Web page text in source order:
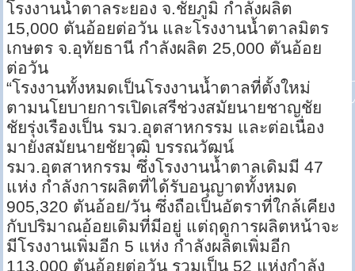
โรงงานน้ำตาลระยอง จ.ชัยภูมิ กำลังผลิต
15,000 ตันอ้อยต่อวัน และโรงงานน้ำตาลมิตร
เกษตร จ.อุทัยธานี กำลังผลิต 25,000 ตันอ้อย
ต่อวัน
“โรงงานทั้งหมดเป็นโรงงานน้ำตาลที่ตั้งใหม่
ตามนโยบายการเปิดเสรีช่วงสมัยนายชาญชัย
ชัยรุ่งเรืองเป็น รมว.อุตสาหกรรม และต่อเนื่อง
มายังสมัยนายชัยวุฒิ บรรณวัฒน์
รมว.อุตสาหกรรม ซึ่งโรงงานน้ำตาลเดิมมี 47
แห่ง กำลังการผลิตที่ได้รับอนุญาตทั้งหมด
905,320 ตันอ้อย/วัน ซึ่งถือเป็นอัตราที่ใกล้เคียง
กับปริมาณอ้อยเดิมที่มีอยู่ แต่ฤดูการผลิตหน้าจะ
มีโรงงานเพิ่มอีก 5 แห่ง กำลังผลิตเพิ่มอีก
113,000 ตันอ้อยต่อวัน รวมเป็น 52 แห่งกำลัง